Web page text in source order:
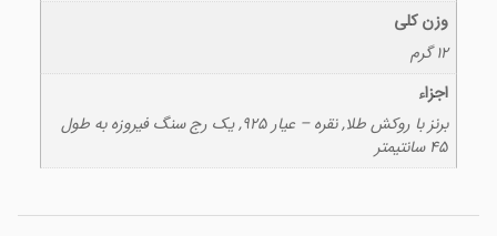
وزن کلی
12 گرم
اجزاء
برنز با روکش طلا, نقره – عیار ۹۲۵, یک رج سنگ فیروزه به طول
45 سانتیمتر